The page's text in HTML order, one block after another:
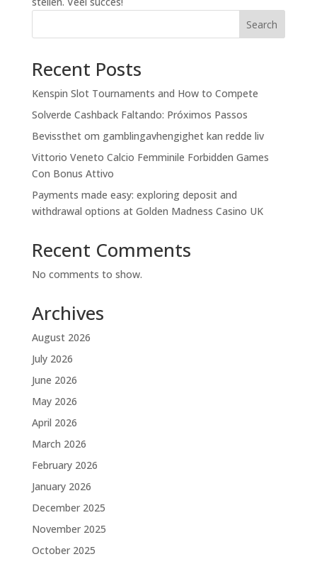
Search
Recent Posts
Kenspin Slot Tournaments and How to Compete
Solverde Cashback Faltando: Próximos Passos
Bevissthet om gamblingavhengighet kan redde liv
Vittorio Veneto Calcio Femminile Forbidden Games
Con Bonus Attivo
Payments made easy: exploring deposit and
withdrawal options at Golden Madness Casino UK
Recent Comments
No comments to show.
Archives
August 2026
July 2026
June 2026
May 2026
April 2026
March 2026
February 2026
January 2026
December 2025
November 2025
October 2025